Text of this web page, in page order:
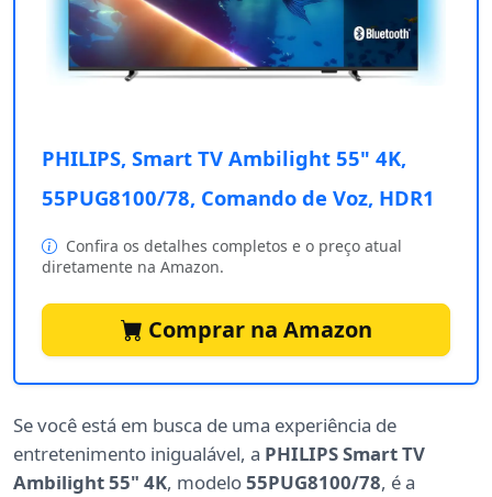
PHILIPS, Smart TV Ambilight 55" 4K,
55PUG8100/78, Comando de Voz, HDR1
Confira os detalhes completos e o preço atual
diretamente na Amazon.
Comprar na Amazon
Se você está em busca de uma experiência de
entretenimento inigualável, a PHILIPS Smart TV
Ambilight 55" 4K, modelo55PUG8100/78, é a